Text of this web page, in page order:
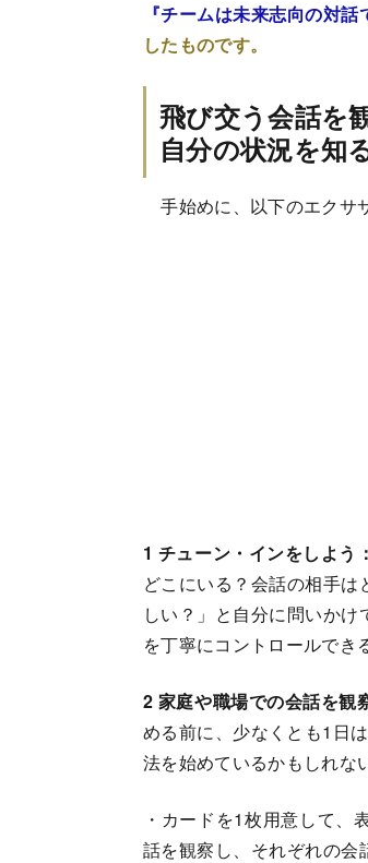
『チームは未来志向の対話
したものです。
飛び交う会話を
自分の状況を知
手始めに、以下のエクサ
1 チューン・インをしよう：
どこにいる？会話の相手
しい？」と自分に問いか
を丁寧にコントロールでき
2 家庭や職場での会話を観
める前に、少なくとも1日
法を始めているかもしれな
・カードを1枚用意して、
話を観察し、それぞれの